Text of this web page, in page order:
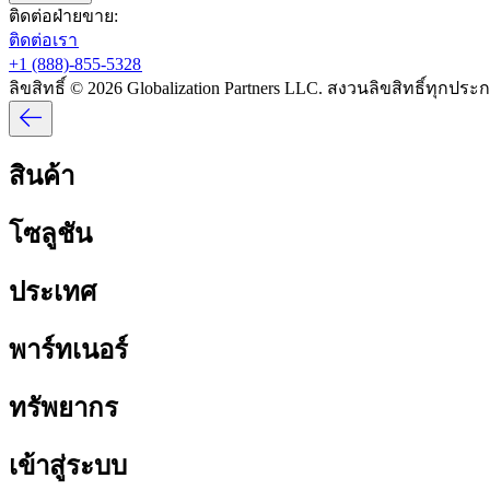
ติดต่อฝ่ายขาย:​​
ติดต่อเรา​​
+1 (888)-855-5328​​
ลิขสิทธิ์ © 2026 Globalization Partners LLC. สงวนลิขสิทธิ์ทุกประ
สินค้า​​
โซลูชัน​​
ประเทศ​​
พาร์ทเนอร์​​
ทรัพยากร​​
เข้าสู่ระบบ​​